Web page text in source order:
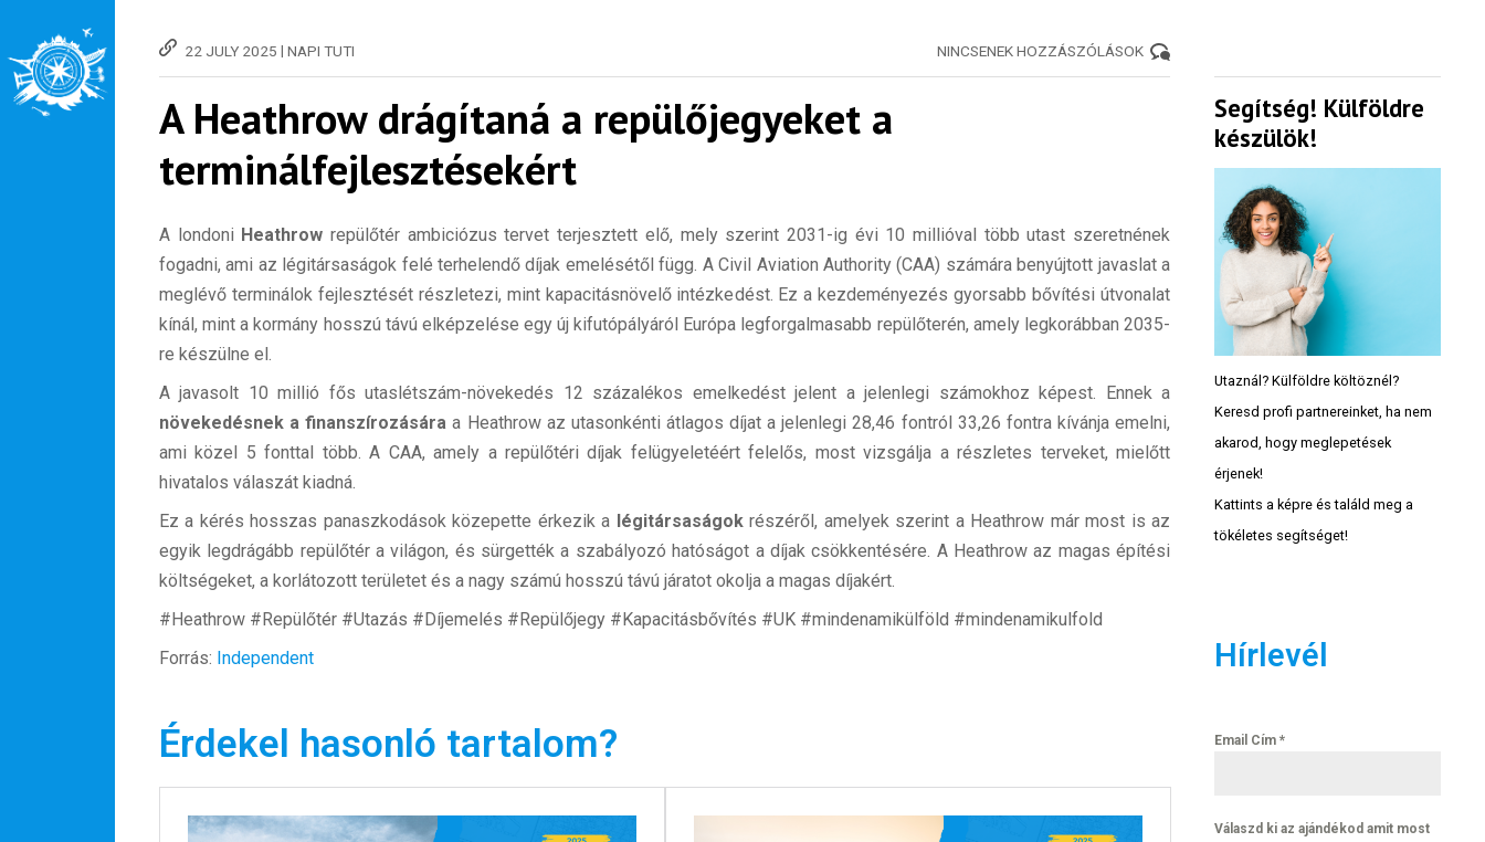
22 JULY 2025 | NAPI TUTI NINCSENEK HOZZÁSZÓLÁSOK
A Heathrow drágítaná a repülőjegyeket a
terminálfejlesztésekért
A londoni Heathrow repülőtér ambiciózus tervet terjesztett elő, mely szerint 2031-ig évi 10 millióval több utast szeretnének
fogadni, ami az légitársaságok felé terhelendő díjak emelésétől függ. A Civil Aviation Authority (CAA) számára benyújtott javaslat a
meglévő terminálok fejlesztését részletezi, mint kapacitásnövelő intézkedést. Ez a kezdeményezés gyorsabb bővítési útvonalat
kínál, mint a kormány hosszú távú elképzelése egy új kifutópályáról Európa legforgalmasabb repülőterén, amely legkorábban 2035-
re készülne el.
A javasolt 10 millió fős utaslétszám-növekedés 12 százalékos emelkedést jelent a jelenlegi számokhoz képest. Ennek a
növekedésnek a finanszírozására a Heathrow az utasonkénti átlagos díjat a jelenlegi 28,46 fontról 33,26 fontra kívánja emelni,
ami közel 5 fonttal több. A CAA, amely a repülőtéri díjak felügyeletéért felelős, most vizsgálja a részletes terveket, mielőtt
hivatalos válaszát kiadná.
Ez a kérés hosszas panaszkodások közepette érkezik a légitársaságokrészéről, amelyek szerint a Heathrow már most is az
egyik legdrágább repülőtér a világon, és sürgették a szabályozó hatóságot a díjak csökkentésére. A Heathrow az magas építési
költségeket, a korlátozott területet és a nagy számú hosszú távú járatot okolja a magas díjakért.
#Heathrow #Repülőtér #Utazás #Díjemelés #Repülőjegy #Kapacitásbővítés #UK #mindenamikülföld #mindenamikulfold
Forrás: Independent
Érdekel hasonló tartalom?
Segítség! Külföldre
készülök!
Utaznál? Külföldre költöznél?
Keresd profi partnereinket, ha nem
akarod, hogy meglepetések
érjenek!
Kattints a képre és találd meg a
tökéletes segítséget!
Hírlevél
Email Cím *
Válaszd ki az ajándékod amit most